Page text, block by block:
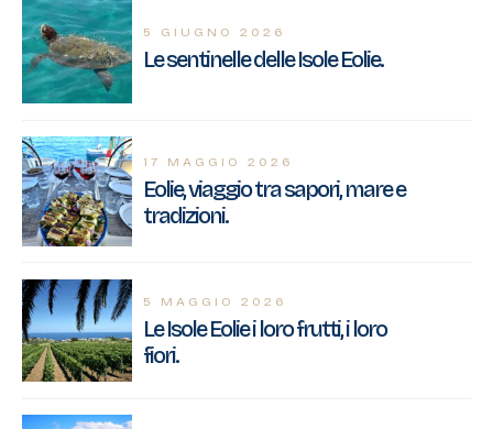
5 GIUGNO 2026
Le sentinelle delle Isole Eolie.
17 MAGGIO 2026
Eolie, viaggio tra sapori, mare e
tradizioni.
5 MAGGIO 2026
Le Isole Eolie i loro frutti, i loro
fiori.